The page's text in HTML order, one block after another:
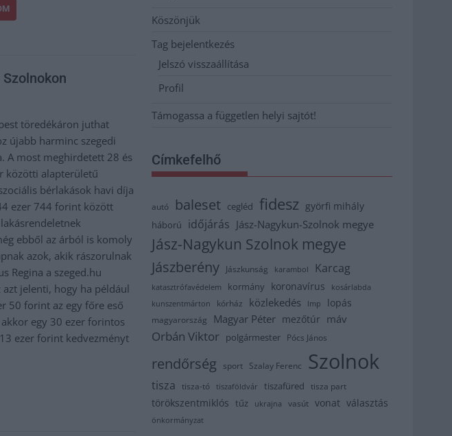
töredékáron juthat
újabb harminc szegedi
A most meghirdetett 28 és
közötti alapterületű
bérlakások havi díja
ezer 744 forint között
ebből az árból is komoly
azok, akik rászorulnak
Regina a szeged.hu
jelenti, hogy ha például
50 forint az egy főre eső
egy 30 ezer forintos
ezer forint kedvezményt
Köszönjük
Tag bejelentkezés
Jelszó visszaállítása
Profil
Támogassa a független helyi sajtót!
Címkefelhő
autó baleset cegléd fidesz györfi mihály
háború időjárás Jász-Nagykun-Szolnok megye
Jász-Nagykun Szolnok megye
Jászberény Jászkunság karambol Karcag
katasztrófavédelem kormány koronavírus
kosárlabda
kunszentmárton
kórház közlekedés lmp lopás
magyarország Magyar Péter mezőtúr máv
Orbán Viktor polgármester Pócs János
rendőrség sport Szalay Ferenc Szolnok
tisza tisza-tó tiszaföldvár tiszafüred tisza part
törökszentmiklós tűz ukrajna vasút vonat választás
önkormányzat